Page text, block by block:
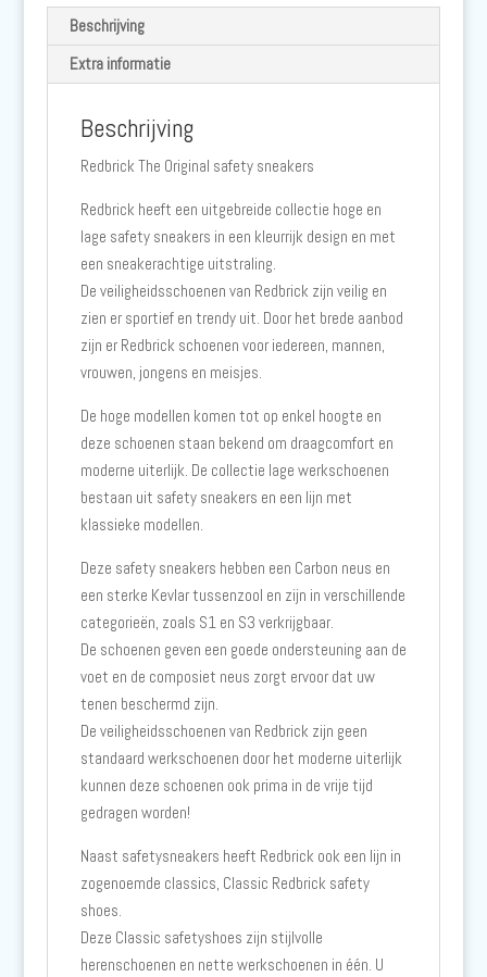
Beschrijving
Extra informatie
Beschrijving
Redbrick The Original safety sneakers
Redbrick heeft een uitgebreide collectie hoge en
lage safety sneakers in een kleurrijk design en met
een sneakerachtige uitstraling.
De veiligheidsschoenen van Redbrick zijn veilig en
zien er sportief en trendy uit. Door het brede aanbod
zijn er Redbrick schoenen voor iedereen, mannen,
vrouwen, jongens en meisjes.
De hoge modellen komen tot op enkel hoogte en
deze schoenen staan bekend om draagcomfort en
moderne uiterlijk. De collectie lage werkschoenen
bestaan uit safety sneakers en een lijn met
klassieke modellen.
Deze safety sneakers hebben een Carbon neus en
een sterke Kevlar tussenzool en zijn in verschillende
categorieën, zoals S1 en S3 verkrijgbaar.
De schoenen geven een goede ondersteuning aan de
voet en de composiet neus zorgt ervoor dat uw
tenen beschermd zijn.
De veiligheidsschoenen van Redbrick zijn geen
standaard werkschoenen door het moderne uiterlijk
kunnen deze schoenen ook prima in de vrije tijd
gedragen worden!
Naast safetysneakers heeft Redbrick ook een lijn in
zogenoemde classics, Classic Redbrick safety
shoes.
Deze Classic safetyshoes zijn stijlvolle
herenschoenen en nette werkschoenen in één. U